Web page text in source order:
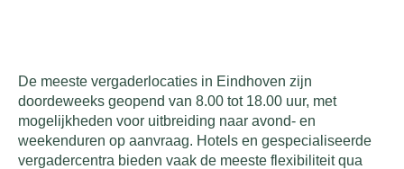
De meeste vergaderlocaties in Eindhoven zijn
doordeweeks geopend van 8.00 tot 18.00 uur, met
mogelijkheden voor uitbreiding naar avond- en
weekenduren op aanvraag. Hotels en gespecialiseerde
vergadercentra bieden vaak de meeste flexibiliteit qua